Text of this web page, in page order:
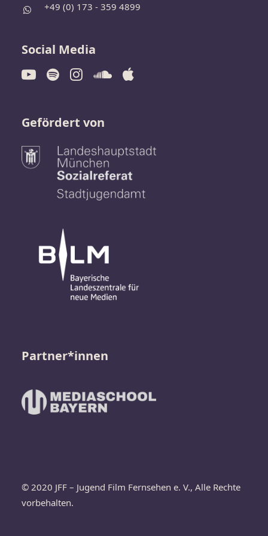
+49 (0) 173 - 359 4899
Social Media
Gefördert von
Partner*innen
© 2020 JFF – Jugend Film Fernsehen e. V., Alle Rechte
vorbehalten.